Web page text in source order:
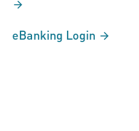
eBanking Login